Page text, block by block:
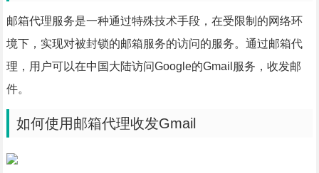
邮箱代理服务是一种通过特殊技术手段，在受限制的网络环
境下，实现对被封锁的邮箱服务的访问的服务。通过邮箱代
理，用户可以在中国大陆访问Google的Gmail服务，收发邮
件。
如何使用邮箱代理收发Gmail